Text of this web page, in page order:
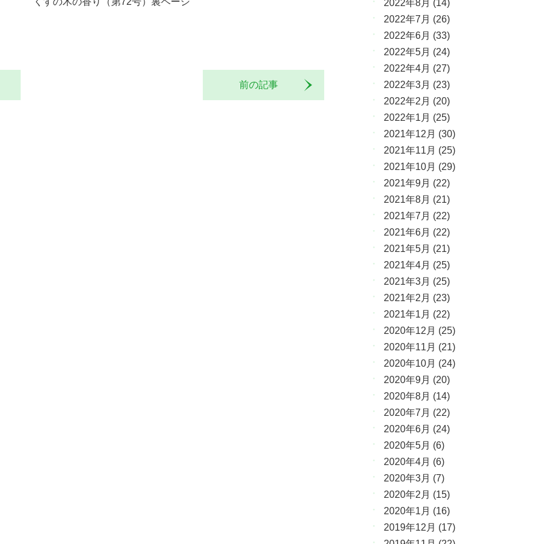
前の記事
2022年8月 (14)
2022年7月 (26)
2022年6月 (33)
2022年5月 (24)
2022年4月 (27)
2022年3月 (23)
2022年2月 (20)
2022年1月 (25)
2021年12月 (30)
2021年11月 (25)
2021年10月 (29)
2021年9月 (22)
2021年8月 (21)
2021年7月 (22)
2021年6月 (22)
2021年5月 (21)
2021年4月 (25)
2021年3月 (25)
2021年2月 (23)
2021年1月 (22)
2020年12月 (25)
2020年11月 (21)
2020年10月 (24)
2020年9月 (20)
2020年8月 (14)
2020年7月 (22)
2020年6月 (24)
2020年5月 (6)
2020年4月 (6)
2020年3月 (7)
2020年2月 (15)
2020年1月 (16)
2019年12月 (17)